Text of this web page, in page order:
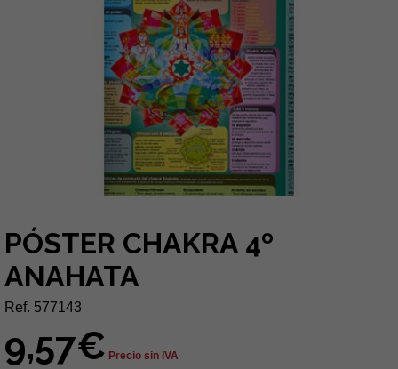
PÓSTER CHAKRA 4º
ANAHATA
Ref. 577143
9,57€ Precio sin IVA